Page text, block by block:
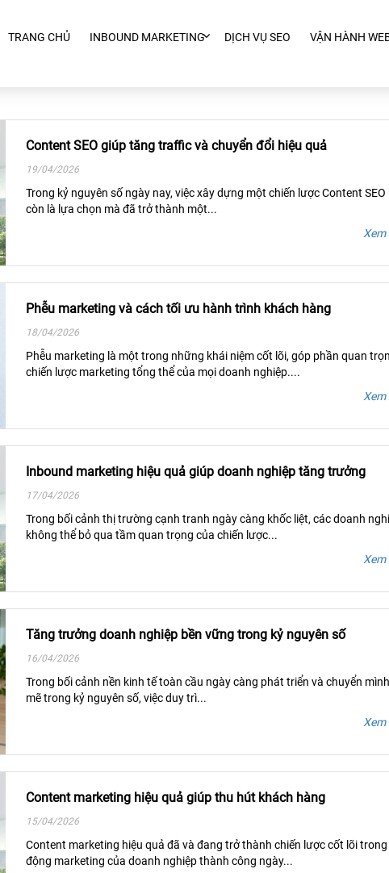
TRANG CHỦ INBOUND MARKETING DỊCH VỤ SEO VẬN HÀNH
Content SEO giúp tăng traffic và chuyển đổi hiệu quả
19/04/2026
Trong kỷ nguyên số ngày nay, việc xây dựng một chiến lược Content SEO
còn là lựa chọn mà đã trở thành một...
Xem
Phễu marketing và cách tối ưu hành trình khách hàng
18/04/2026
Phễu marketing là một trong những khái niệm cốt lõi, góp phần quan
chiến lược marketing tổng thể của mọi doanh nghiệp....
Xem
Inbound marketing hiệu quả giúp doanh nghiệp tăng trưởng
17/04/2026
Trong bối cảnh thị trường cạnh tranh ngày càng khốc liệt, các doanh
không thể bỏ qua tầm quan trọng của chiến lược...
Xem
Tăng trưởng doanh nghiệp bền vững trong kỷ nguyên số
16/04/2026
Trong bối cảnh nền kinh tế toàn cầu ngày càng phát triển và chuyển
mẽ trong kỷ nguyên số, việc duy trì...
Xem
Content marketing hiệu quả giúp thu hút khách hàng
15/04/2026
Content marketing hiệu quả đã và đang trở thành chiến lược cốt lõi
động marketing của doanh nghiệp thành công ngày...